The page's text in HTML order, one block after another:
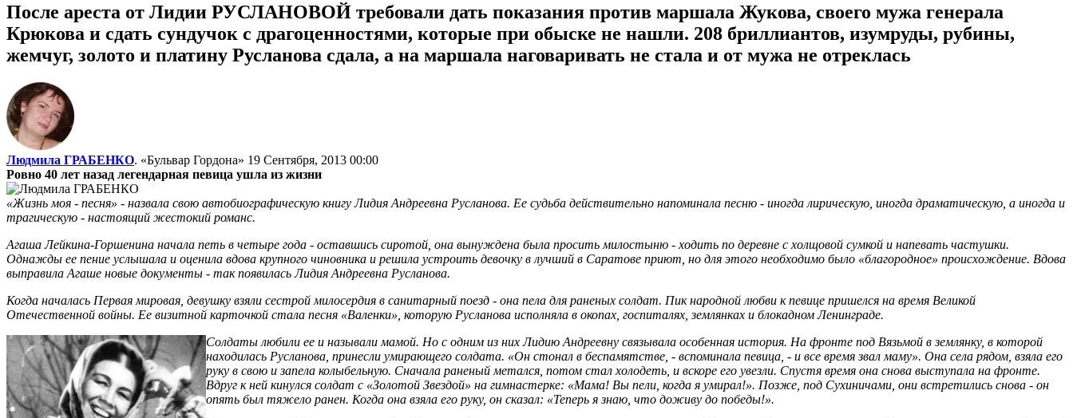
После ареста от Лидии РУСЛАНОВОЙ требовали дать показания против маршала Жукова, своего мужа генерала
Крюкова и сдать сундучок с драгоценностями, которые при обыске не нашли. 208 бриллиантов, изумруды, рубины,
жемчуг, золото и платину Русланова сдала, а на маршала наговаривать не стала и от мужа не отреклась
Людмила ГРАБЕНКО. «Бульвар Гордона» 19 Сентября, 2013 00:00
Ровно 40 лет назад легендарная певица ушла из жизни
«Жизнь моя - песня» - назвала свою автобиографическую книгу Лидия Андреевна Русланова. Ее судьба действительно напоминала песню - иногда лирическую, иногда драматическую, а иногда и
трагическую - настоящий жестокий романс.
Агаша Лейкина-Горшенина начала петь в четыре года - оставшись сиротой, она вынуждена была просить милостыню - ходить по деревне с холщовой сумкой и напевать частушки.
Однажды ее пение услышала и оценила вдова крупного чиновника и решила устроить де­воч­ку в лучший в Саратове приют, но для этого необходимо было «благородное» происхождение. Вдова
выправила Агаше новые документы - так появилась Лидия Андреевна Русланова.
Когда началась Первая мировая, девушку взяли сестрой милосердия в санитарный поезд - она пела для раненых солдат. Пик народной любви к певице пришелся на время Великой
Отечественной войны. Ее визитной карточкой стала песня «Валенки», которую Ру­сла­но­ва исполняла в окопах, госпиталях, землянках и блокадном Ленинграде.
Солдаты любили ее и называли мамой. Но с одним из них Лидию Андреевну связывала особенная история. На фронте под Вязьмой в землянку, в которой
находилась Русланова, принесли умирающего солдата. «Он стонал в беспамятстве, - вспоминала певица, - и все время звал маму». Она села рядом, взяла его
руку в свою и запела колыбельную. Сначала раненый метался, потом стал холодеть, и вскоре его увезли. Спустя время она снова выступала на фронте.
Вдруг к ней кинулся солдат с «Золотой Звездой» на гимнастерке: «Мама! Вы пели, когда я умирал!». Позже, под Сухиничами, они встретились снова - он
опять был тяжело ранен. Когда она взяла его руку, он сказал: «Теперь я знаю, что доживу до победы!».